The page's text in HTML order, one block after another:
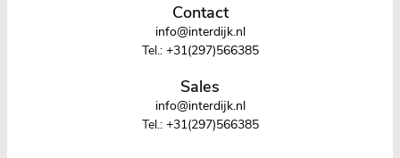
Contact
info@interdijk.nl
Tel.: +31(297)566385
Sales
info@interdijk.nl
Tel.: +31(297)566385